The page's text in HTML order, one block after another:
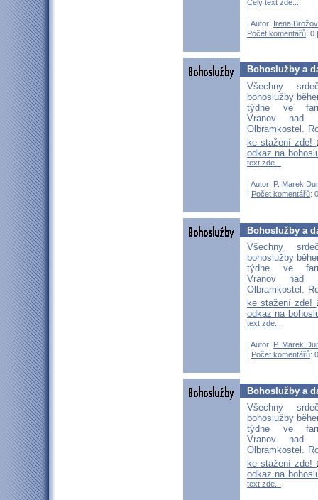
Celý text zde...
| Autor: Irena
Počet komentářů: 0
Bohoslužby a
Všechny
bohoslužby
týdne ve
Vranov nad
Olbramkostel.
ke stažení zde!
odkaz na
text zde...
| Autor: P. Marek
| Počet komentářů:
Bohoslužby a
Všechny
bohoslužby
týdne ve
Vranov nad
Olbramkostel.
ke stažení zde!
odkaz na
text zde...
| Autor: P. Marek
Počet komentářů:
Bohoslužby a
Všechny
bohoslužby
týdne ve
Vranov nad
Olbramkostel.
ke stažení zde!
odkaz na
text zde...